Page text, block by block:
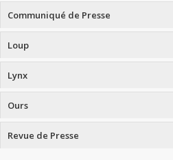
Communiqué de Presse
Loup
Lynx
Ours
Revue de Presse